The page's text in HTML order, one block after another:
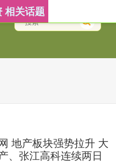
相关话题
地产板块强势拉升 大
、张江高科连续两日